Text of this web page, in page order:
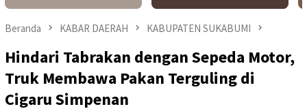
Beranda KABAR DAERAH KABUPATEN SUKABUMI
Hindari Tabrakan dengan Sepeda Motor,
Truk Membawa Pakan Terguling di
Cigaru Simpenan